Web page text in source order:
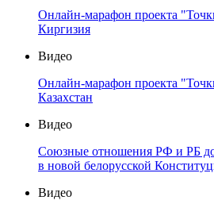
Онлайн-марафон проекта
Киргизия
Видео
Онлайн-марафон проекта
Казахстан
Видео
Союзные отношения РФ и РБ
в новой белорусской
Видео